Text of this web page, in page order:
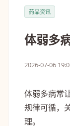
药品资讯
体弱多
2026-07-06
体弱多病常
规律可循，
理。